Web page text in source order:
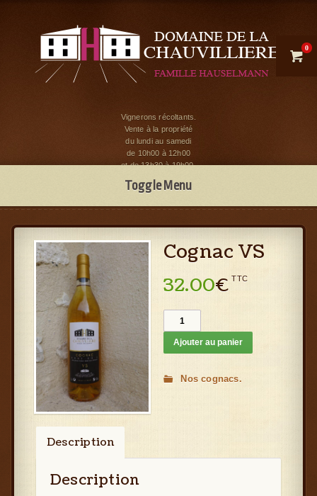
Vignerons récoltants.
Vente à la propriété
du lundi au samedi
de 10h00 à 12h00
et de 13h30 à 19h00.

0
Toggle Menu
Cognac VS
32.00€ TTC
Ajouter au panier
Nos cognacs
Description
Informations complémentaires
Description